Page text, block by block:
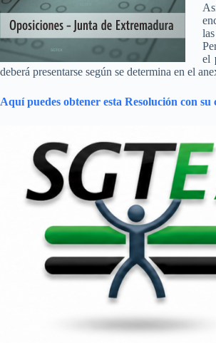
el
deberá presentarse según se determina en el
Aquí puedes obtener esta Resolución con